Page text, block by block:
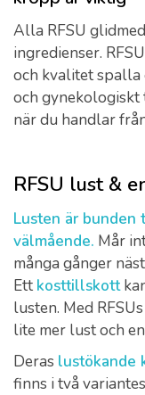
Alla RFSU
ingredienser.
och kvalitet
och gynekologiskt
när du handlar
RFSU lust &
Lusten är bunden
välmående. Mår
många gånger
Ett kosttillskott
lusten. Med
lite mer lust och
Deras lustökande
finns i två